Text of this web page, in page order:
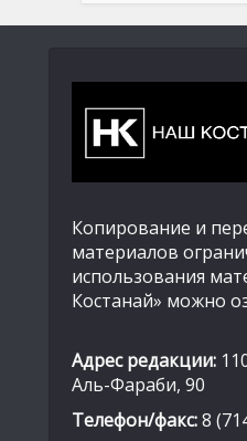
Копирование и
материалов
использования
Костанай» можно
Адрес редакции:
Аль-Фараби, 90
Телефон/факс:8